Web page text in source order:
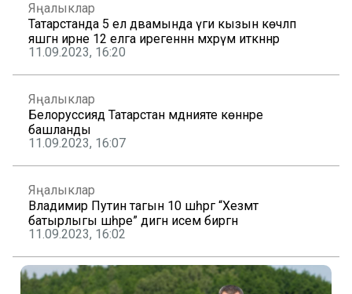
Яңалыклар
Татарстанда 5 ел дәвамында үги кызын көчләп
яшәгән ирне 12 елга ирегеннән мәхрүм иткәннәр
11.09.2023, 16:20
Яңалыклар
Белоруссиядә Татарстан мәдәнияте көннәре
башланды
11.09.2023, 16:07
Яңалыклар
Владимир Путин тагын 10 шәһәргә “Хезмәт
батырлыгы шәһәре” дигән исем биргән
11.09.2023, 16:02